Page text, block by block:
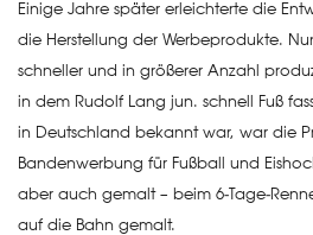
Einige Jahre später erleichterte die
die Herstellung der Werbeprodukte.
schneller und in größerer Anzahl
in dem Rudolf Lang jun. schnell Fuß
in Deutschland bekannt war, war die
Bandenwerbung für Fußball und
aber auch gemalt – beim 6-Tage-
auf die Bahn gemalt.